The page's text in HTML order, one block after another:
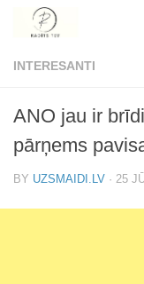
Skip to content
INTERESANTI
ANO jau ir
pārņems
BY UZSMAIDI.LV · 25